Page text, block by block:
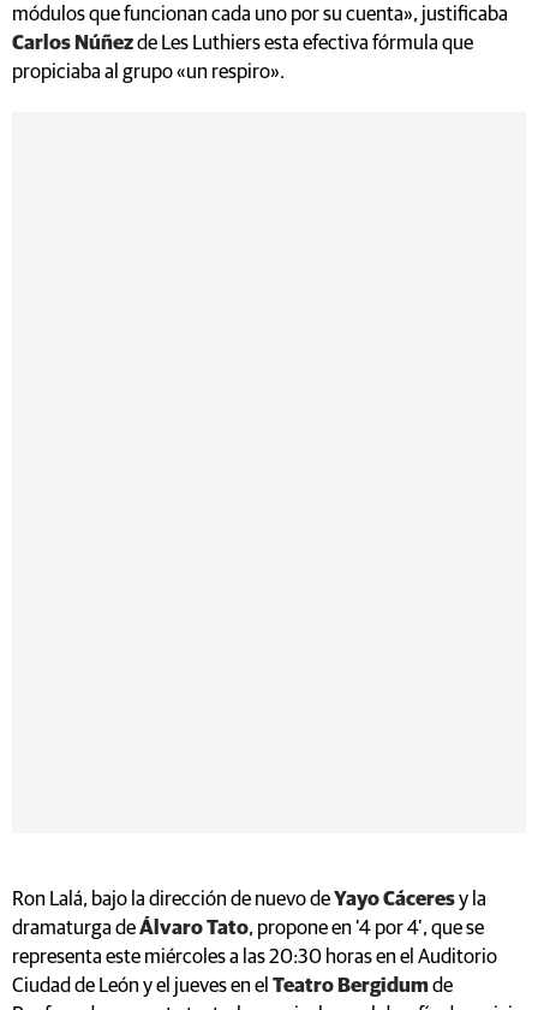
módulos que funcionan cada uno por su cuenta», justificaba
Carlos Núñezde Les Luthiers esta efectiva fórmula que
propiciaba al grupo «un respiro».
Ron Lalá, bajo la dirección de nuevo deYayo Cáceresy la
dramaturga deÁlvaro Tato, propone en ‘4 por 4’, que se
representa este miércoles a las 20:30 horas en el Auditorio
Ciudad de León y el jueves en el Teatro Bergidumde